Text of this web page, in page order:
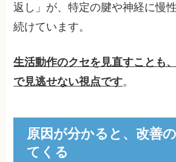
返し」が、特定の腱や神経に慢
続けています。
生活動作のクセを見直すことも
で見逃せない視点です。
原因が分かると、改善
てくる